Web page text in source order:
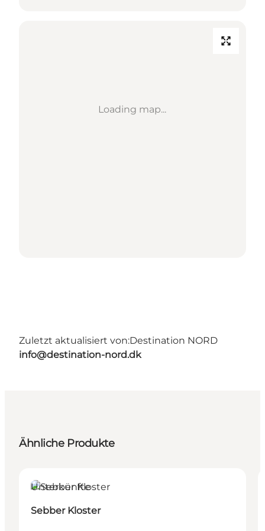
Loading map...
Zuletzt aktualisiert von:Destination NORD
info@destination-nord.dk
Ähnliche Produkte
Unterkünfte
Sebber Kloster